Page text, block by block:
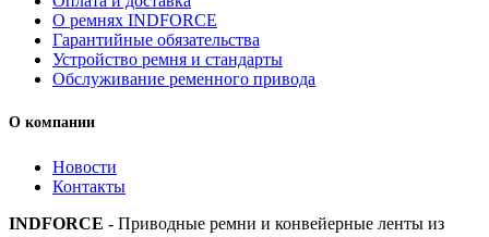
О ремнях INDFORCE
Гарантийные обязательства
Устройство ремня и стандарты
Обслуживание ременного привода
О компании
Новости
Контакты
INDFORCE - Приводные ремни и конвейерные ленты из